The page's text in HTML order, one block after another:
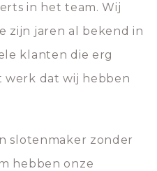
in het team. Wij
zijn jaren al bekend in
klanten die erg
dat wij hebben
slotenmaker zonder
hebben onze